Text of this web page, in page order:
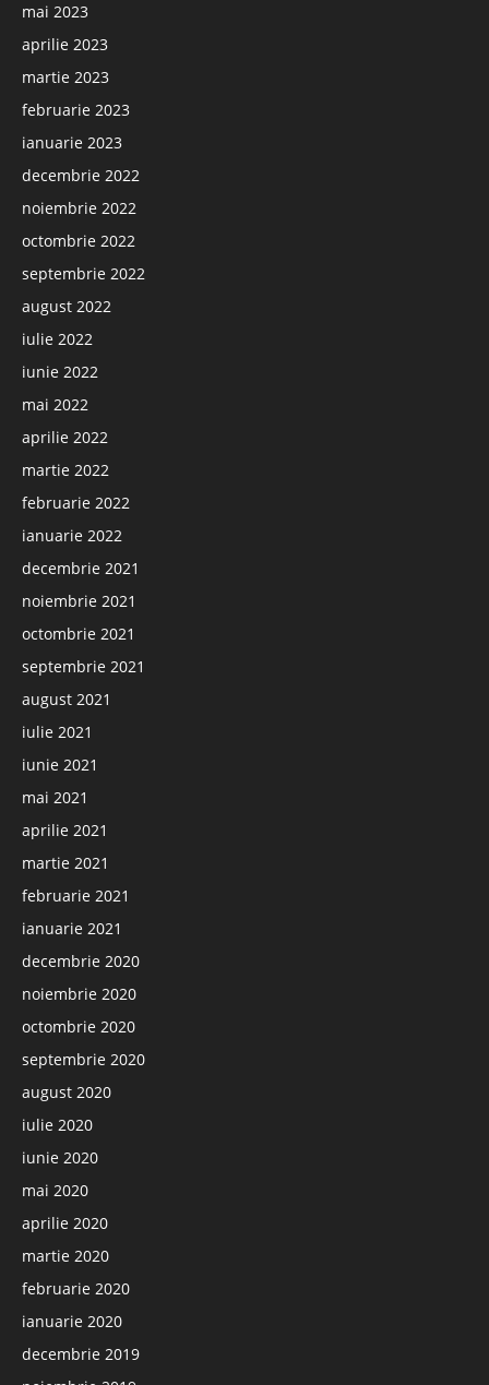
mai 2023
aprilie 2023
martie 2023
februarie 2023
ianuarie 2023
decembrie 2022
noiembrie 2022
octombrie 2022
septembrie 2022
august 2022
iulie 2022
iunie 2022
mai 2022
aprilie 2022
martie 2022
februarie 2022
ianuarie 2022
decembrie 2021
noiembrie 2021
octombrie 2021
septembrie 2021
august 2021
iulie 2021
iunie 2021
mai 2021
aprilie 2021
martie 2021
februarie 2021
ianuarie 2021
decembrie 2020
noiembrie 2020
octombrie 2020
septembrie 2020
august 2020
iulie 2020
iunie 2020
mai 2020
aprilie 2020
martie 2020
februarie 2020
ianuarie 2020
decembrie 2019